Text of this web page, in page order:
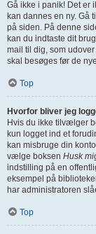
Gå ikke i panik! Det er
kan dannes en ny. Gå
på siden. På denne
kan du indtaste dit
mail til dig, som
skal besøges før de
Top
Hvorfor bliver jeg
Hvis du ikke tilvælger
kun logget ind et
kan misbruge din
vælge boksen Husk
indstilling på en
eksempel på
har administratoren
Top